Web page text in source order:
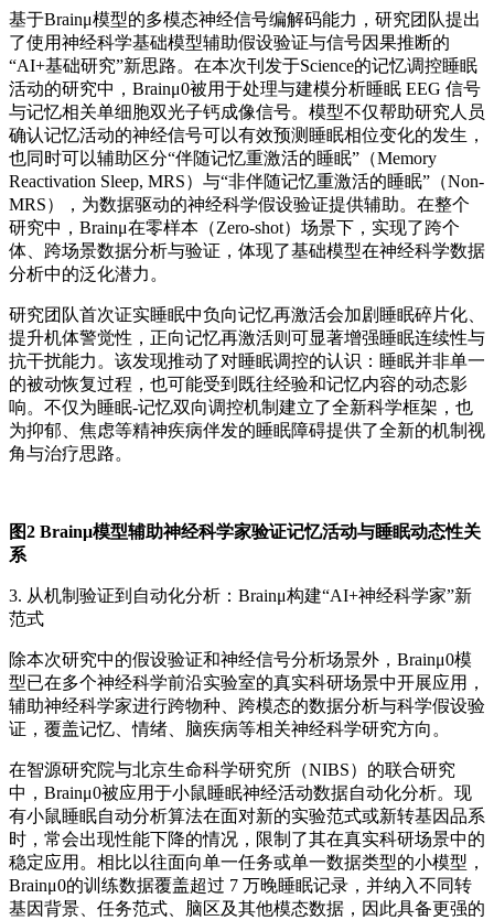
基于Brainμ模型的多模态神经信号编解码能力，研究团队提出
了使用神经科学基础模型辅助假设验证与信号因果推断的
“AI+基础研究”新思路。在本次刊发于Science的记忆调控睡眠
活动的研究中，Brainμ0被用于处理与建模分析睡眠 EEG 信号
与记忆相关单细胞双光子钙成像信号。模型不仅帮助研究人员
确认记忆活动的神经信号可以有效预测睡眠相位变化的发生，
也同时可以辅助区分“伴随记忆重激活的睡眠”（Memory
Reactivation Sleep, MRS）与“非伴随记忆重激活的睡眠”（Non-
MRS），为数据驱动的神经科学假设验证提供辅助。在整个
研究中，Brainμ在零样本（Zero-shot）场景下，实现了跨个
体、跨场景数据分析与验证，体现了基础模型在神经科学数据
分析中的泛化潜力。
研究团队首次证实睡眠中负向记忆再激活会加剧睡眠碎片化、
提升机体警觉性，正向记忆再激活则可显著增强睡眠连续性与
抗干扰能力。该发现推动了对睡眠调控的认识：睡眠并非单一
的被动恢复过程，也可能受到既往经验和记忆内容的动态影
响。不仅为睡眠-记忆双向调控机制建立了全新科学框架，也
为抑郁、焦虑等精神疾病伴发的睡眠障碍提供了全新的机制视
角与治疗思路。
图2 Brainμ模型辅助神经科学家验证记忆活动与睡眠动态性关
系
3. 从机制验证到自动化分析：Brainμ构建“AI+神经科学家”新
范式
除本次研究中的假设验证和神经信号分析场景外，Brainμ0模
型已在多个神经科学前沿实验室的真实科研场景中开展应用，
辅助神经科学家进行跨物种、跨模态的数据分析与科学假设验
证，覆盖记忆、情绪、脑疾病等相关神经科学研究方向。
在智源研究院与北京生命科学研究所（NIBS）的联合研究
中，Brainμ0被应用于小鼠睡眠神经活动数据自动化分析。现
有小鼠睡眠自动分析算法在面对新的实验范式或新转基因品系
时，常会出现性能下降的情况，限制了其在真实科研场景中的
稳定应用。相比以往面向单一任务或单一数据类型的小模型，
Brainμ0的训练数据覆盖超过 7 万晚睡眠记录，并纳入不同转
基因背景、任务范式、脑区及其他模态数据，因此具备更强的